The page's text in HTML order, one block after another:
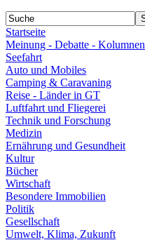
Startseite
Meinung - Debatte - Kolumnen
Seefahrt
Auto und Mobiles
Camping & Caravaning
Reise - Länder in GT
Luftfahrt und Fliegerei
Technik und Forschung
Medizin
Ernährung und Gesundheit
Kultur
Bücher
Wirtschaft
Besondere Immobilien
Politik
Gesellschaft
Umwelt, Klima, Zukunft